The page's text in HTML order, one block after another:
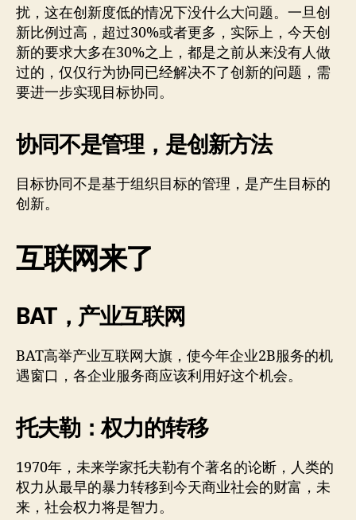
扰，这在创新度低的情况下没什么大问题。一旦创
新比例过高，超过30%或者更多，实际上，今天创
新的要求大多在30%之上，都是之前从来没有人做
过的，仅仅行为协同已经解决不了创新的问题，需
要进一步实现目标协同。
协同不是管理，是创新方法
目标协同不是基于组织目标的管理，是产生目标的
创新。
互联网来了
BAT，产业互联网
BAT高举产业互联网大旗，使今年企业2B服务的机
遇窗口，各企业服务商应该利用好这个机会。
托夫勒：权力的转移
1970年，未来学家托夫勒有个著名的论断，人类的
权力从最早的暴力转移到今天商业社会的财富，未
来，社会权力将是智力。